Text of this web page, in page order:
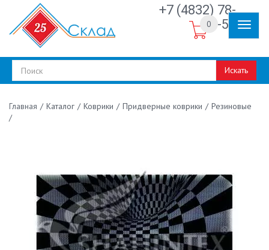
+7 (4832) 78-
30-50
Искать
0
Главная / Каталог / Коврики / Придверные коврики / Резиновые
/